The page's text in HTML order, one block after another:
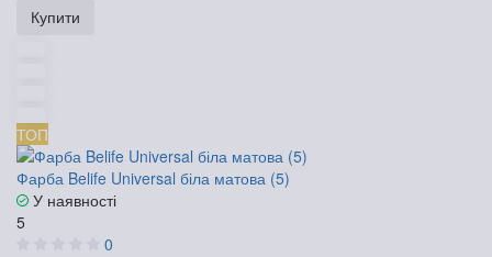
Купити
ТОП
Фарба Belife Universal біла матова (5)
У наявності
5
0